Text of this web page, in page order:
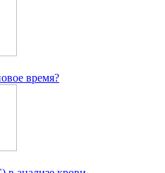
время?